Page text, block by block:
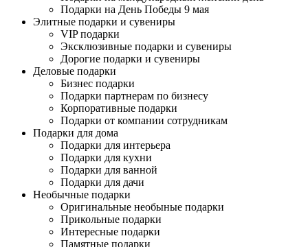
Подарки на День Победы 9 мая
Элитные подарки и сувениры
VIP подарки
Эксклюзивные подарки и сувениры
Дорогие подарки и сувениры
Деловые подарки
Бизнес подарки
Подарки партнерам по бизнесу
Корпоративные подарки
Подарки от компании сотрудникам
Подарки для дома
Подарки для интерьера
Подарки для кухни
Подарки для ванной
Подарки для дачи
Необычные подарки
Оригинальные необыные подарки
Прикольные подарки
Интересные подарки
Памятные подарки